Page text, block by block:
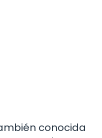
conocida